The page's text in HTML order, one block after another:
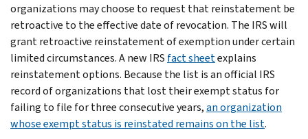
organizations may choose to request that reinstatement be
retroactive to the effective date of revocation. The IRS will
grant retroactive reinstatement of exemption under certain
limited circumstances. A new IRS fact sheetexplains
reinstatement options. Because the list is an official IRS
record of organizations that lost their exempt status for
failing to file for three consecutive years,an organization
whose exempt status is reinstated remains on the list.